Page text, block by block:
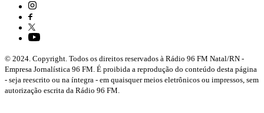
© 2024. Copyright. Todos os direitos reservados à Rádio 96 FM Natal/RN -
Empresa Jornalística 96 FM. É proibida a reprodução do conteúdo desta página
- seja reescrito ou na íntegra - em quaisquer meios eletrônicos ou impressos, sem
autorização escrita da Rádio 96 FM.